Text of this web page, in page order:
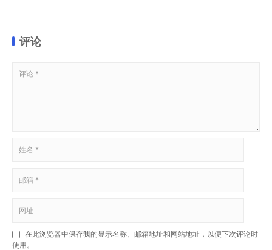
评论
在此浏览器中保存我的显示名称、邮箱地址和网站地址，以便下次评论时
使用。